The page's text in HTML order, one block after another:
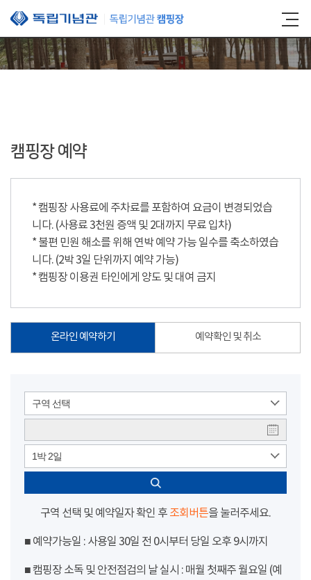
본문 바로가기
캠핑장 예약
* 캠핑장 사용료에 주차료를 포함하여 요금이 변경되었습
니다. (사용료 3천원 증액 및 2대까지 무료 입차)
* 불편 민원 해소를 위해 연박 예약 가능 일수를 축소하였습
니다. (2박 3일 단위까지 예약 가능)
* 캠핑장 이용권 타인에게 양도 및 대여 금지
온라인 예약하기 예약확인 및 취소
구역 선택
1박 2일
구역 선택 및 예약일자 확인 후 조회버튼을 눌러주세요.
■ 예약가능일 : 사용일 30일 전 0시부터 당일 오후 9시까지
■ 캠핑장 소독 및 안전점검의 날 실시 : 매월 첫째주 월요일 (예